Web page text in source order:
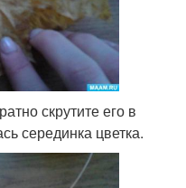
скрутите его в
серединка цветка.